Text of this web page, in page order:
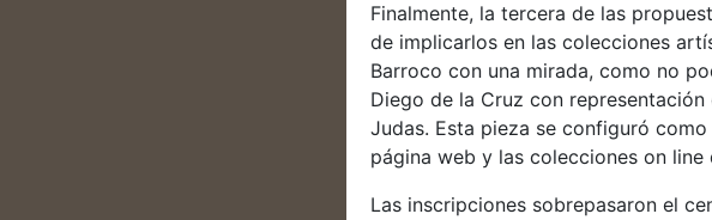
Finalmente, la tercera de las
de implicarlos en las colecciones
Barroco con una mirada, como no
Diego de la Cruz con
Judas. Esta pieza se configuró
página web y las colecciones on line
Las inscripciones sobrepasaron el